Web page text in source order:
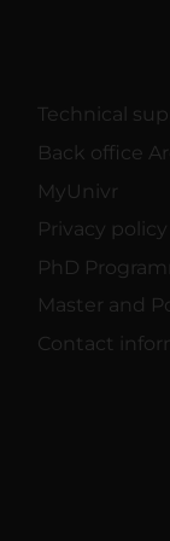
Technical
Back office
MyUnivr
Privacy policy
PhD
Master and
Contact